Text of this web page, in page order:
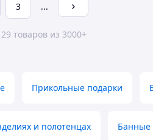
3 ...
товаров из 3000+
Прикольные подарки
и полотенцах Банные